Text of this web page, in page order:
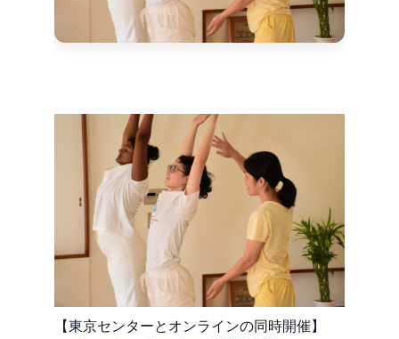
【東京センターとオンラインの同時開催】